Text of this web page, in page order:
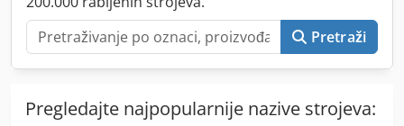
Pretraži
Pregledajte najpopularnije nazive strojeva: